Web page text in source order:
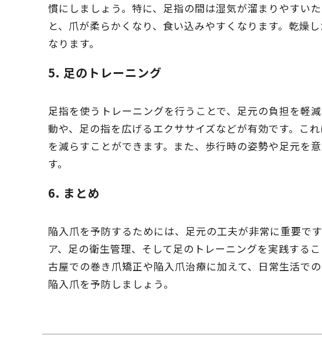
慣にしましょう。特に、足指の間は湿気が溜まりやすい
と、爪が柔らかくなり、食い込みやすくなります。乾燥
なります。
5. 足のトレーニング
足指を使うトレーニングを行うことで、足元の負担を軽
動や、足の指を広げるエクササイズなどが有効です。こ
を減らすことができます。また、歩行時の姿勢や足元を
す。
6. まとめ
陥入爪を予防するためには、足元の工夫が非常に重要で
ア、足の衛生管理、そして足のトレーニングを実践する
古屋での巻き爪矯正や陥入爪治療に加えて、日常生活で
陥入爪を予防しましょう。